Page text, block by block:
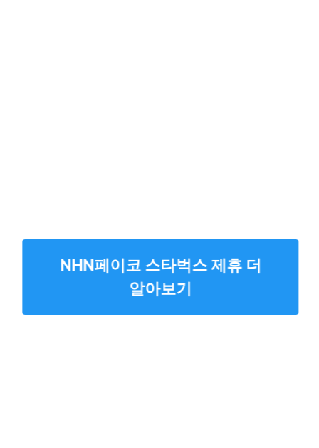
NHN페이코 스타벅스 제휴 더
알아보기